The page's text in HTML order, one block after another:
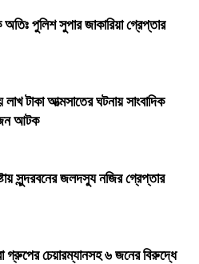
অতিঃ পুলিশ সুপার জাকারিয়া গ্রেপ্তার
টাকা আত্মসাতের ঘটনায় সাংবাদিক
জন আটক
সুন্দরবনের জলদস্যু নজির গ্রেপ্তার
গ্রুপের চেয়ারম্যানসহ ৬ জনের বিরুদ্ধে